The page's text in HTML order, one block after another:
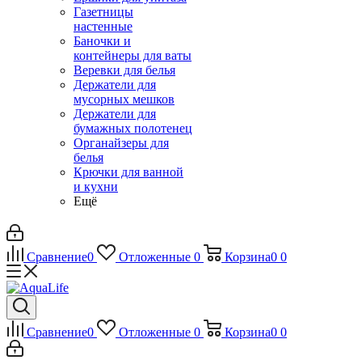
Газетницы
настенные
Баночки и
контейнеры для ваты
Веревки для белья
Держатели для
мусорных мешков
Держатели для
бумажных полотенец
Органайзеры для
белья
Крючки для ванной
и кухни
Ещё
Сравнение0 Отложенные 0 Корзина0 0
Сравнение0 Отложенные 0 Корзина0 0